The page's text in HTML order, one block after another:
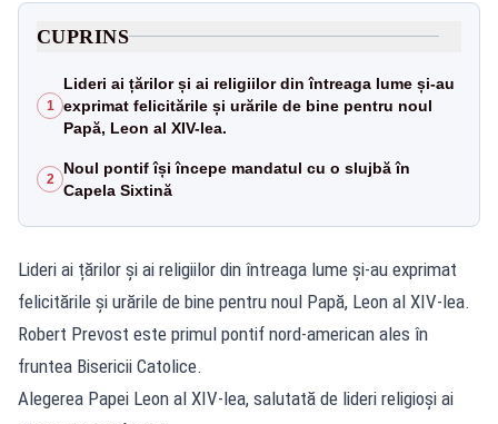
CUPRINS
1
Lideri ai țărilor și ai religiilor din întreaga lume și-au
exprimat felicitările și urările de bine pentru noul
Papă, Leon al XIV-lea.
2
Noul pontif își începe mandatul cu o slujbă în
Capela Sixtină
Lideri ai țărilor și ai religiilor din întreaga lume și-au exprimat
felicitările și urările de bine pentru noul Papă, Leon al XIV-lea.
Robert Prevost este primul pontif nord-american ales în
fruntea Bisericii Catolice.
Alegerea Papei Leon al XIV-lea, salutată de lideri religioși ai